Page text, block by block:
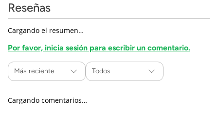
Reseñas
Cargando el resumen…
Por favor, inicia sesión para escribir un comentario.
Más reciente Todos
Cargando comentarios…